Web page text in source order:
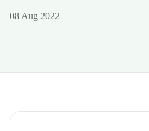
08 Aug 2022